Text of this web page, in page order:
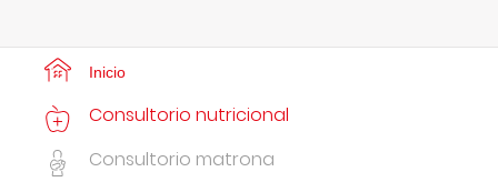
Inicio
Consultorio nutricional
Consultorio matrona